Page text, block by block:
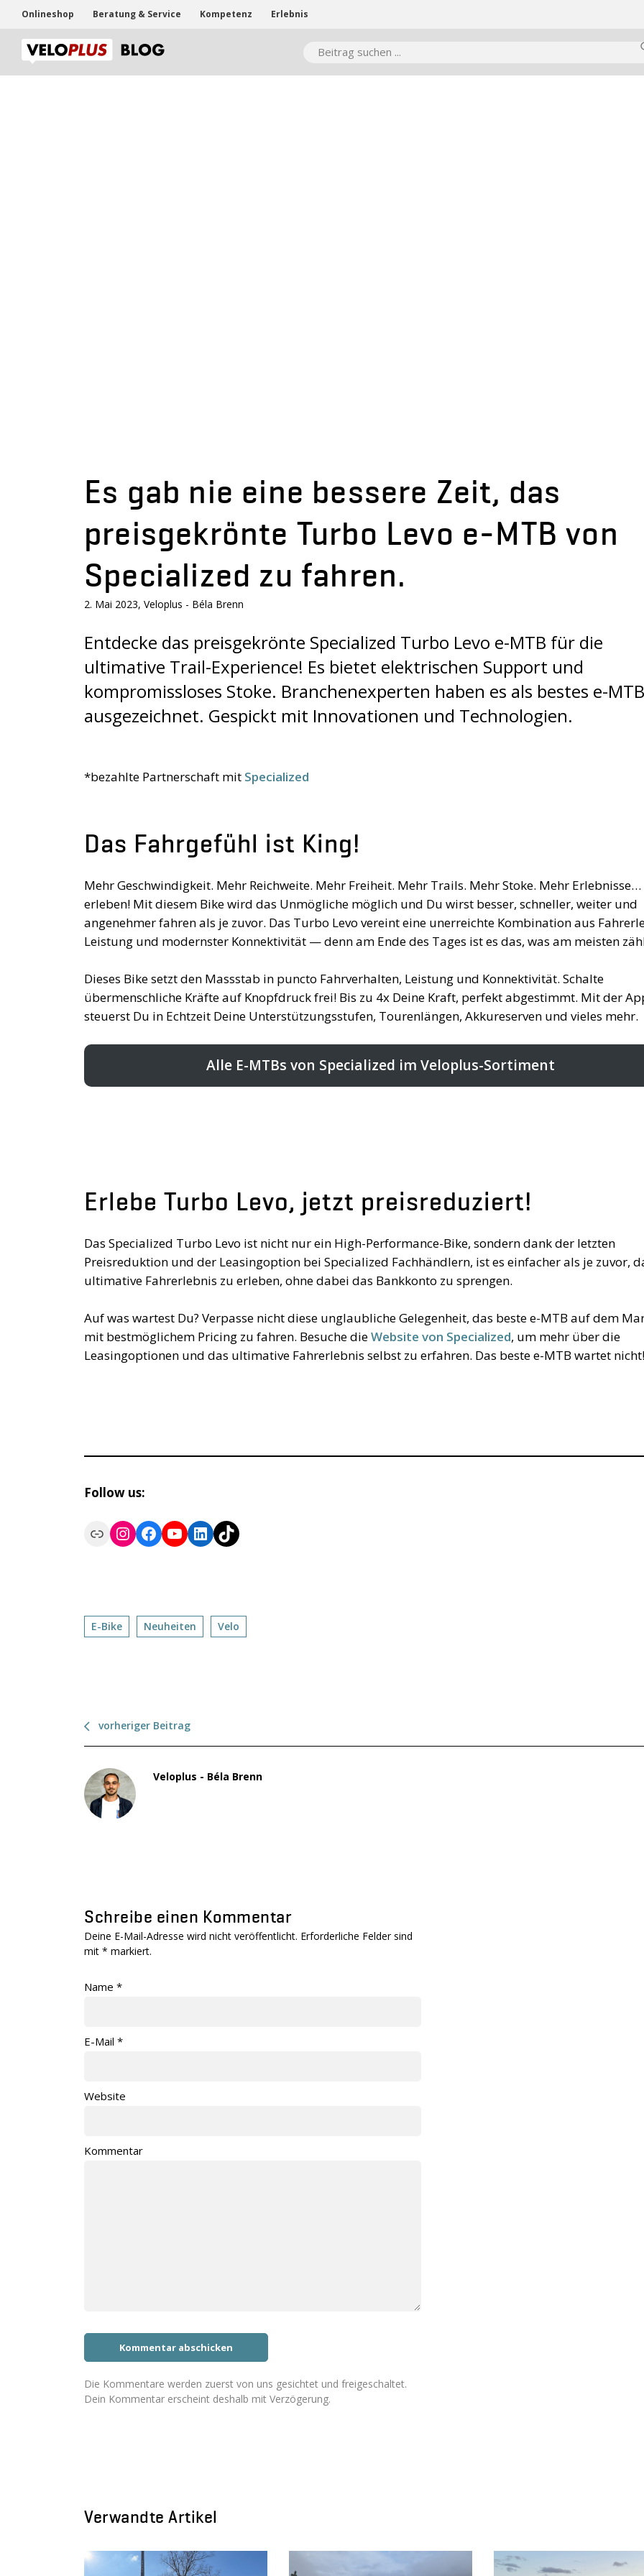
Onlineshop Beratung & Service Kompetenz Erlebnis
Es gab nie eine bessere Zeit, das
preisgekrönte Turbo Levo e-MTB von
Specialized zu fahren.
2. Mai 2023, Veloplus - Béla Brenn
Entdecke das preisgekrönte Specialized Turbo Levo e-MTB für die
ultimative Trail-Experience! Es bietet elektrischen Support und
kompromissloses Stoke. Branchenexperten haben es als bestes e-MTB
ausgezeichnet. Gespickt mit Innovationen und Technologien.
*bezahlte Partnerschaft mit Specialized
Das Fahrgefühl ist King!
Mehr Geschwindigkeit. Mehr Reichweite. Mehr Freiheit. Mehr Trails. Mehr Stoke. Mehr Erlebnisse…
erleben! Mit diesem Bike wird das Unmögliche möglich und Du wirst besser, schneller, weiter und
angenehmer fahren als je zuvor. Das Turbo Levo vereint eine unerreichte Kombination aus
Leistung und modernster Konnektivität — denn am Ende des Tages ist es das, was am meisten
Dieses Bike setzt den Massstab in puncto Fahrverhalten, Leistung und Konnektivität. Schalte
übermenschliche Kräfte auf Knopfdruck frei! Bis zu 4x Deine Kraft, perfekt abgestimmt. Mit der
steuerst Du in Echtzeit Deine Unterstützungsstufen, Tourenlängen, Akkureserven und vieles mehr.
Alle E-MTBs von Specialized im Veloplus-Sortiment
Erlebe Turbo Levo, jetzt preisreduziert!
Das Specialized Turbo Levo ist nicht nur ein High-Performance-Bike, sondern dank der letzten
Preisreduktion und der Leasingoption bei Specialized Fachhändlern, ist es einfacher als je zuvor,
ultimative Fahrerlebnis zu erleben, ohne dabei das Bankkonto zu sprengen.
Auf was wartest Du? Verpasse nicht diese unglaubliche Gelegenheit, das beste e-MTB auf dem
mit bestmöglichem Pricing zu fahren. Besuche dieWebsite von Specialized, um mehr über die
Leasingoptionen und das ultimative Fahrerlebnis selbst zu erfahren. Das beste e-MTB wartet nicht!
Follow us:
LinkInstagram
Facebook
YouTube
LinkedIn
TikTok
E-Bike Neuheiten Velo
vorheriger Beitrag
Veloplus - Béla Brenn
Schreibe einen Kommentar
Deine E-Mail-Adresse wird nicht veröffentlicht. Erforderliche Felder sind
mit * markiert.
Name *
E-Mail *
Website
Kommentar
Die Kommentare werden zuerst von uns gesichtet und freigeschaltet.
Dein Kommentar erscheint deshalb mit Verzögerung.
Verwandte Artikel